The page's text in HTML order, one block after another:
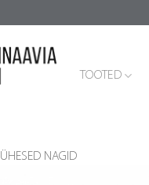
TOOTED
ÜHESED NAGID